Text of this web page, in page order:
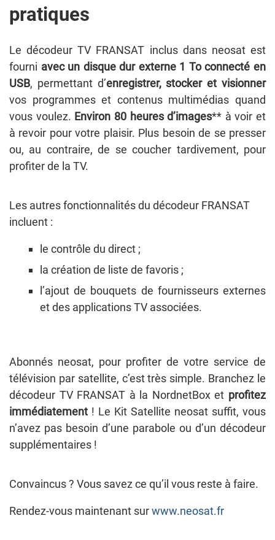
pratiques
Le décodeur TV FRANSAT inclus dans neosat est
fourni avec un disque durexterne 1 To connecté en
USB, permettant d’enregistrer, stocker et visionner
vos programmes et contenus multimédias quand
vous voulez. Environ 80 heures d’images** à voir et
à revoir pour votre plaisir. Plus besoin de se presser
ou, au contraire, de se coucher tardivement, pour
profiter de la TV.
Les autres fonctionnalités du décodeur FRANSAT
incluent :
le contrôle du direct ;
la création de liste de favoris ;
l’ajout de bouquets de fournisseurs externes
et des applications TV associées.
Abonnés neosat, pour profiter de votre service de
télévision par satellite, c’est très simple. Branchez le
décodeur TV FRANSAT à la NordnetBox et profitez
immédiatement ! Le Kit Satellite neosat suffit, vous
n’avez pas besoin d’une parabole ou d’un décodeur
supplémentaires !
Convaincus ? Vous savez ce qu’il vous reste à faire.
Rendez-vous maintenant surwww.neosat.fr